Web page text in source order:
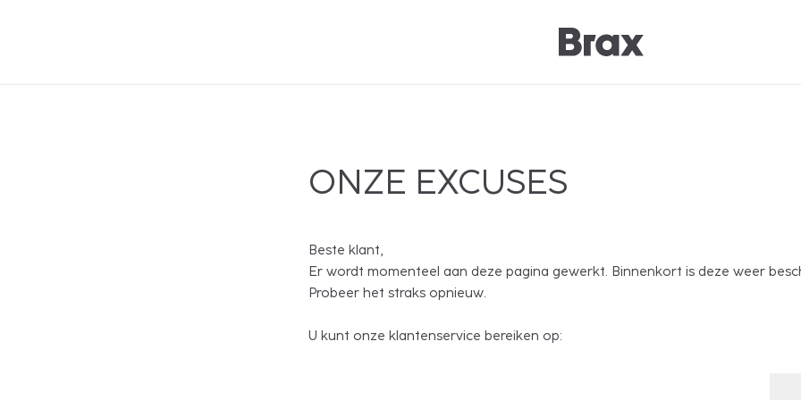
ONZE EXCUSES
Beste klant,
Er wordt momenteel aan deze pagina gewerkt. Binnenkort is deze weer
Probeer het straks opnieuw.
U kunt onze klantenservice bereiken op: